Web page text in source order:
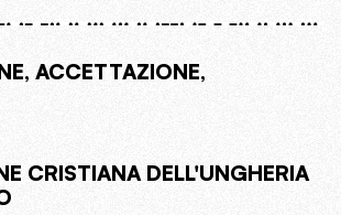
ACCETTAZIONE,
CRISTIANA DELL'UNGHERIA